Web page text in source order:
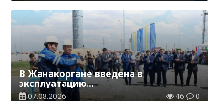
В Жанакоргане введена в
эксплуатацию
водораспределительная станция
07.08.2026 46 0